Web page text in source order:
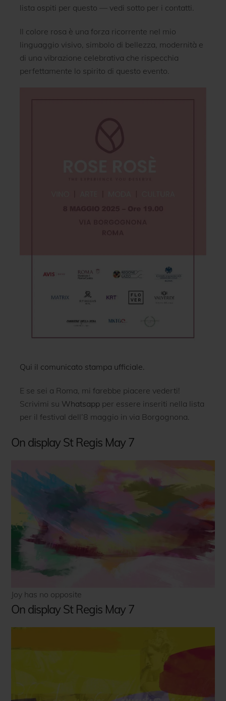
lista ospiti per questo — vedi sotto per i contatti.
Il colore rosa è una forza ricorrente nel mio
linguaggio visivo, simbolo di bellezza, modernità e
di una vibrazione celebrativa che rispecchia
perfettamente lo spirito di questo evento.
Qui il comunicato stampa ufficiale.
E se sei a Roma, mi farebbe piacere vederti!
Scrivimi su Whatsappper essere inseriti nella lista
per il festival dell’8 maggio in via Borgognona.
On display St Regis May 7
Joy has no opposite
On display St Regis May 7